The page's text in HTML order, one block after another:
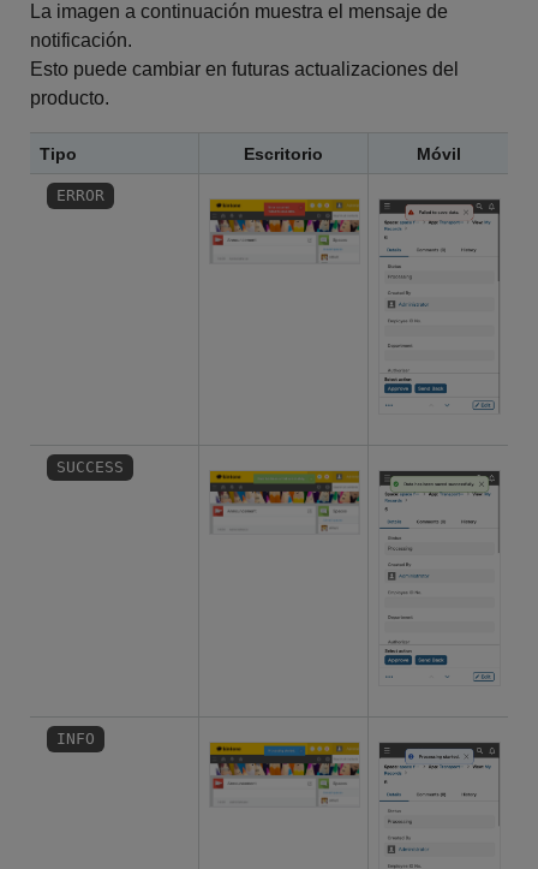
La imagen a continuación muestra el mensaje de
notificación.
Esto puede cambiar en futuras actualizaciones del
producto.
Tipo Escritorio Móvil
ERROR
SUCCESS
INFO